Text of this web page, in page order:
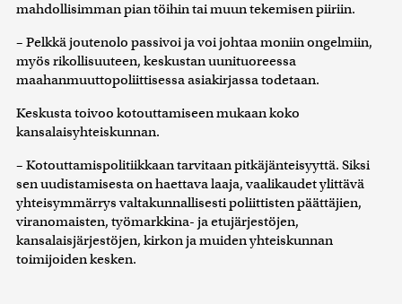
mahdollisimman pian töihin tai muun tekemisen piiriin.
– Pelkkä joutenolo passivoi ja voi johtaa moniin ongelmiin,
myös rikollisuuteen, keskustan uunituoreessa
maahanmuuttopoliittisessa asiakirjassa todetaan.
Keskusta toivoo kotouttamiseen mukaan koko
kansalaisyhteiskunnan.
– Kotouttamispolitiikkaan tarvitaan pitkäjänteisyyttä. Siksi
sen uudistamisesta on haettava laaja, vaalikaudet ylittävä
yhteisymmärrys valtakunnallisesti poliittisten päättäjien,
viranomaisten, työmarkkina- ja etujärjestöjen,
kansalaisjärjestöjen, kirkon ja muiden yhteiskunnan
toimijoiden kesken.